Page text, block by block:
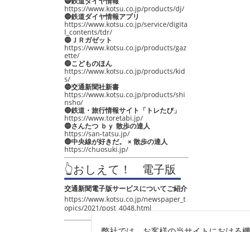
https://www.kotsu.co.jp/products/dj/
🔵鉄道ダイヤ情報アプリ
https://www.kotsu.co.jp/service/digita
l_contents/tdr/
🔵ＪＲガゼット
https://www.kotsu.co.jp/products/gaz
ette/
🔵こどものほん
https://www.kotsu.co.jp/products/kid
s/
🔵交通新聞社新書
https://www.kotsu.co.jp/products/shi
nsho/
🔵鉄道・旅行情報サイト「トレたび」
https://www.toretabi.jp/
🔵さんたつ ｂｙ 散歩の達人
https://san-tatsu.jp/
🔵中央線が好きだ。 × 散歩の達人
https://chuosuki.jp/
👆おしえて！ 電子版
交通新聞電子版サービスについてご紹介
https://www.kotsu.co.jp/newspaper_t
opics/2021/post_4048.html